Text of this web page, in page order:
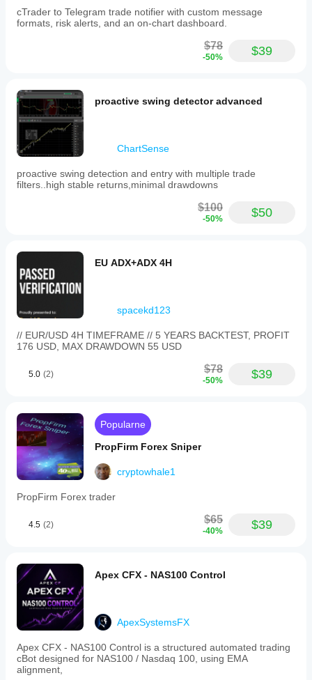
cTrader to Telegram trade notifier with custom message
formats, risk alerts, and an on-chart dashboard.
$78
-50% $39
proactive swing detector advanced
ChartSense
proactive swing detection and entry with multiple trade
filters..high stable returns,minimal drawdowns
$100
-50% $50
EU ADX+ADX 4H
spacekd123
// EUR/USD 4H TIMEFRAME // 5 YEARS BACKTEST, PROFIT
176 USD, MAX DRAWDOWN 55 USD
5.0 (2) $78
-50% $39
Popularne
PropFirm Forex Sniper
cryptowhale1
PropFirm Forex trader
4.5 (2) $65
-40% $39
Apex CFX - NAS100 Control
ApexSystemsFX
Apex CFX - NAS100 Control is a structured automated trading
cBot designed for NAS100 / Nasdaq 100, using EMA
alignment,